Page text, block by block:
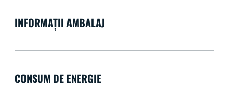
INFORMAȚII AMBALAJ
CONSUM DE ENERGIE